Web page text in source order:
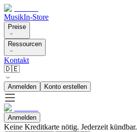
MusikIn-Store
Preise
Ressourcen
Kontakt
🇩🇪
Anmelden Konto erstellen
Anmelden
Keine Kreditkarte nötig. Jederzeit kündbar.